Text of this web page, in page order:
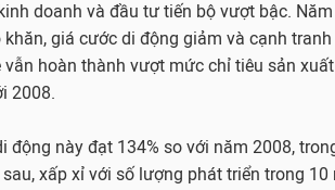
doanh và đầu tư tiến bộ vượt bậc.
giá cước di động giảm và cạnh
vẫn hoàn thành vượt mức chỉ tiêu sản
2008.
động này đạt 134% so với năm 2008,
xấp xỉ với số lượng phát triển trong 10